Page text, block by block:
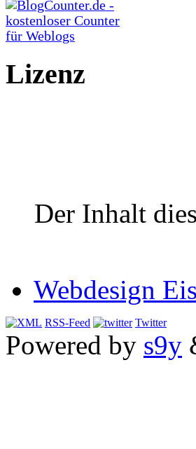
Lizenz
Der Inhalt
Webdesign
RSS-Feed Twitter
Powered by s9y